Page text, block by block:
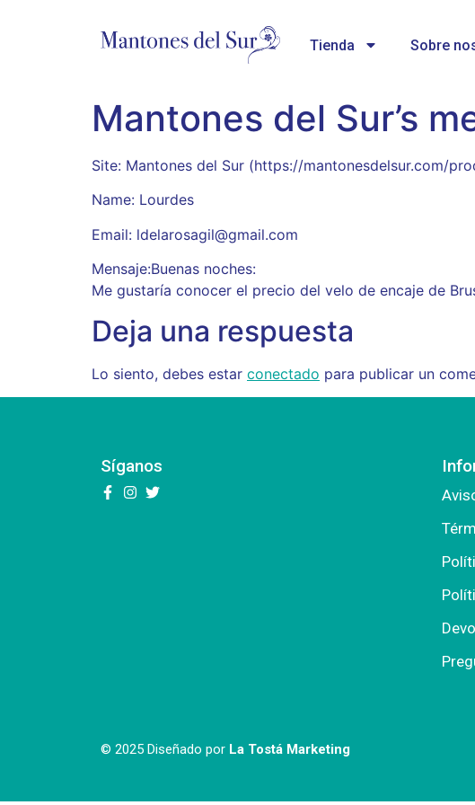
Tienda Sobre
Mantones del Sur’s
Site: Mantones del Sur (https://mantonesdelsur.com/
Name: Lourdes
Email: ldelarosagil@gmail.com
Mensaje:Buenas noches:
Me gustaría conocer el precio del velo de encaje de
Deja una respuesta
Lo siento, debes estar conectado para publicar un
Síganos
© 2025 Diseñado por La Tostá Marketing